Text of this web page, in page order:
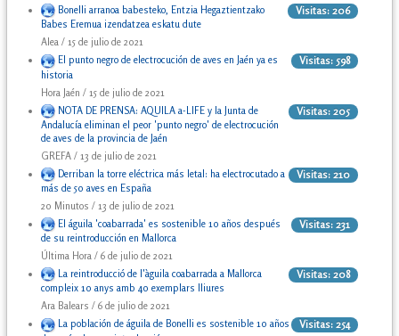
Visitas: 206
Bonelli arranoa babesteko, Entzia Hegaztientzako
Babes Eremua izendatzea eskatu dute
Alea / 15 de julio de 2021
Visitas: 598
El punto negro de electrocución de aves en Jaén ya es
historia
Hora Jaén / 15 de julio de 2021
Visitas: 205
NOTA DE PRENSA: AQUILA a-LIFE y la Junta de
Andalucía eliminan el peor 'punto negro' de electrocución
de aves de la provincia de Jaén
GREFA / 13 de julio de 2021
Visitas: 210
Derriban la torre eléctrica más letal: ha electrocutado a
más de 50 aves en España
20 Minutos / 13 de julio de 2021
Visitas: 231
El águila 'coabarrada' es sostenible 10 años después
de su reintroducción en Mallorca
Última Hora / 6 de julio de 2021
Visitas: 208
La reintroducció de l'àguila coabarrada a Mallorca
compleix 10 anys amb 40 exemplars lliures
Ara Balears / 6 de julio de 2021
Visitas: 254
La población de águila de Bonelli es sostenible 10 años